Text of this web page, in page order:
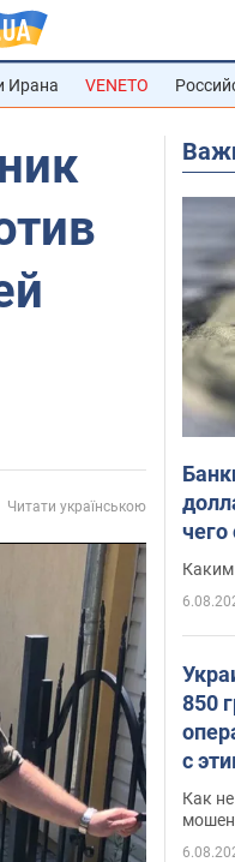
Ирана VENETO
Читати українською
Каким
850
с
Как